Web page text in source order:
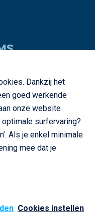
Alle rechten
voorwaarden
Dankzij het
goed werkende
onze website
surfervaring?
Als je enkel minimale
mee dat je
Cookies instellen